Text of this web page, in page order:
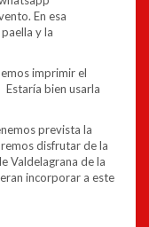
En esa
y la
imprimir el
bien usarla
prevista la
disfrutar de la
Valdelagrana de la
incorporar a este